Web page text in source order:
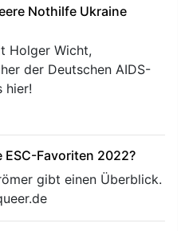
Nothilfe Ukraine
Holger Wicht,
der Deutschen AIDS-
hier!
ESC-Favoriten 2022?
gibt einen Überblick.